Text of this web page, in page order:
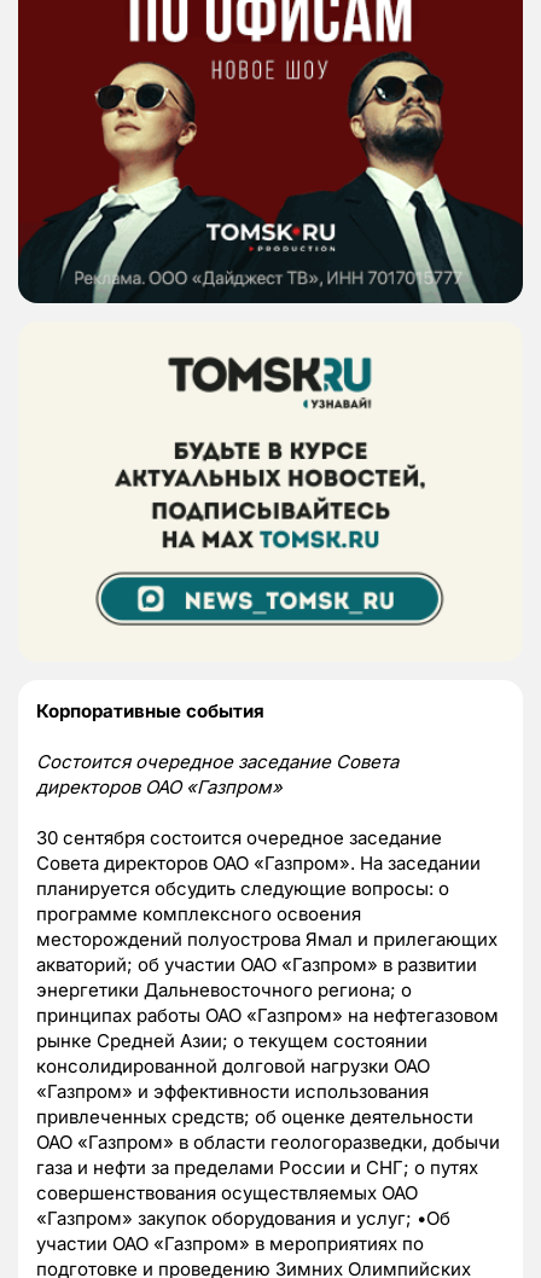
Корпоративные события
Состоится очередное заседание Совета
директоров ОАО «Газпром»
30 сентября состоится очередное заседание
Совета директоров ОАО «Газпром». На заседании
планируется обсудить следующие вопросы: о
программе комплексного освоения
месторождений полуострова Ямал и прилегающих
акваторий; об участии ОАО «Газпром» в развитии
энергетики Дальневосточного региона; о
принципах работы ОАО «Газпром» на нефтегазовом
рынке Средней Азии; о текущем состоянии
консолидированной долговой нагрузки ОАО
«Газпром» и эффективности использования
привлеченных средств; об оценке деятельности
ОАО «Газпром» в области геологоразведки, добычи
газа и нефти за пределами России и СНГ; о путях
совершенствования осуществляемых ОАО
«Газпром» закупок оборудования и услуг; •Об
участии ОАО «Газпром» в мероприятиях по
подготовке и проведению Зимних Олимпийских